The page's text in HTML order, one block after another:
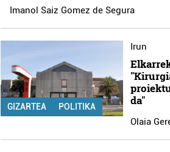
Imanol Saiz Gomez de Segura
GIZARTEA POLITIKA
Irun
da"
Olaia